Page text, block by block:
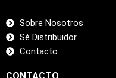
Sobre Nosotros
Sé Distribuidor
Contacto
CONTACTO